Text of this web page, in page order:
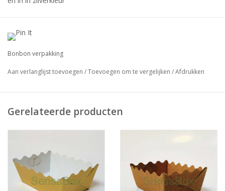
Grotere hoeveelheden bestellen ? Dat is bij ons geen
probleem!
Bonbon verpakking
Aan verlanglijst toevoegen /Toevoegen om te vergelijken /Afdrukken
Gerelateerde producten